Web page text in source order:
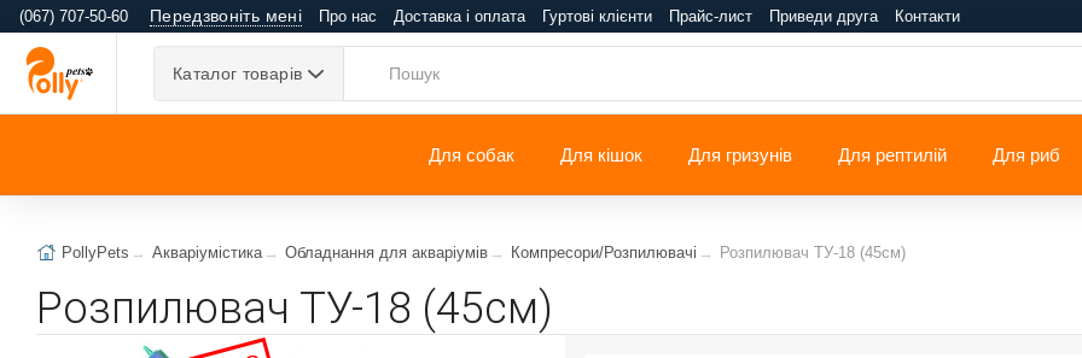
(067) 707-50-60 Передзвоніть мені Про нас Доставка і оплата Гуртові клієнти Прайс-лист Приведи друга Контакти
Каталог товарів
Для собак Для кішок Для гризунів Для рептилій Для риб
PollyPets Акваріумістика Обладнання для акваріумів Компресори/Розпилювачі Розпилювач ТУ-18 (45см)
Розпилювач ТУ-18 (45см)